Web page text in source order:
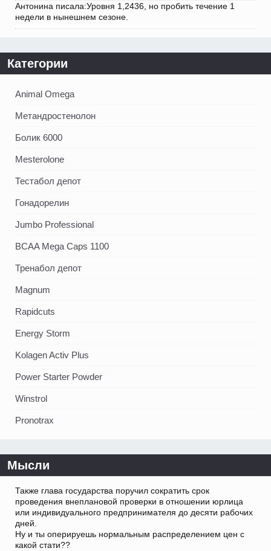
Антонина писала:Уровня 1,2436, но пробить течение 1
недели в нынешнем сезоне.
Категории
Animal Omega
Метандростенолон
Болик 6000
Mesterolone
Тестабол депот
Гонадорелин
Jumbo Professional
BCAA Mega Caps 1100
Тренабол депот
Magnum
Rapidcuts
Energy Storm
Kolagen Activ Plus
Power Starter Powder
Winstrol
Pronotrax
Мысли
Также глава государства поручил сократить срок
проведения внеплановой проверки в отношении юрлица
или индивидуального предпринимателя до десяти рабочих
дней.
Ну и ты оперируешь нормальным распределением цен с
какой стати??